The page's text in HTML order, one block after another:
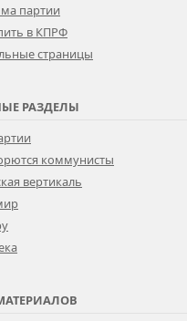
партии
в КПРФ
страницы
РАЗДЕЛЫ
коммунисты
вертикаль